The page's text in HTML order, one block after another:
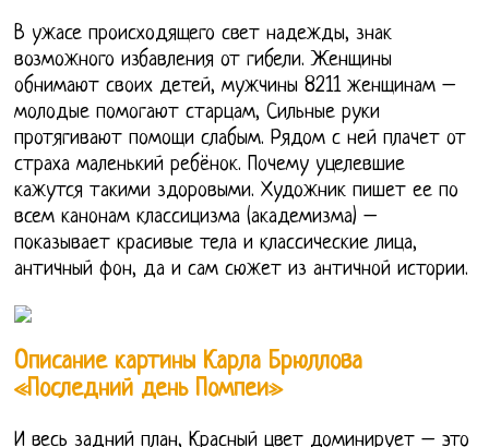
В ужасе происходящего свет надежды, знак
возможного избавления от гибели. Женщины
обнимают своих детей, мужчины 8211 женщинам –
молодые помогают старцам, Сильные руки
протягивают помощи слабым. Рядом с ней плачет от
страха маленький ребёнок. Почему уцелевшие
кажутся такими здоровыми. Художник пишет ее по
всем канонам классицизма (академизма) –
показывает красивые тела и классические лица,
античный фон, да и сам сюжет из античной истории.
Описание картины Карла Брюллова
«Последний день Помпеи»
И весь задний план, Красный цвет доминирует – это